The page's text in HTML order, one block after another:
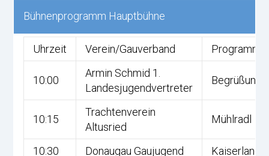
Bühnenprogramm Hauptbühne
Uhrzeit Verein/Gauverband
10:00
Armin Schmid 1.
Landesjugendvertreter
Begrüßung
10:15
Trachtenverein
Altusried
Mühlradl
10:30 Donaugau Gaujugend